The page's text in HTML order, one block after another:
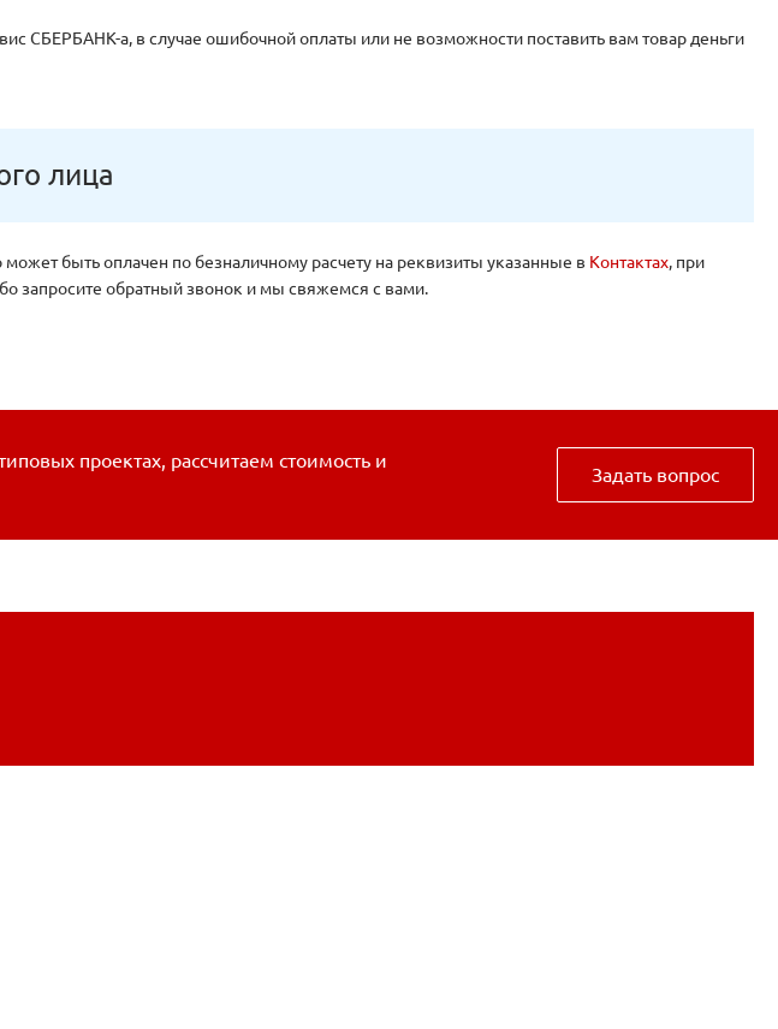
СБЕРБАНК-а, в случае ошибочной оплаты или не возможности поставить вам товар деньги
лица
быть оплачен по безналичному расчету на реквизиты указанные в Контактах, при
запросите обратный звонок и мы свяжемся с вами.
проектах, рассчитаем стоимость и
Задать вопрос